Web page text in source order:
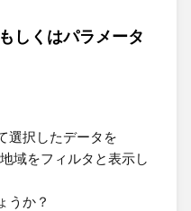
しくはパラメータ
選択したデータを
域をフィルタと表示し
うか？